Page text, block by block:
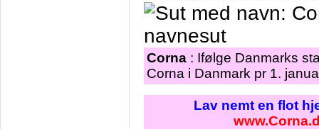
Corna : Ifølge Danmarks
Corna i Danmark pr 1.
Lav nemt en flot